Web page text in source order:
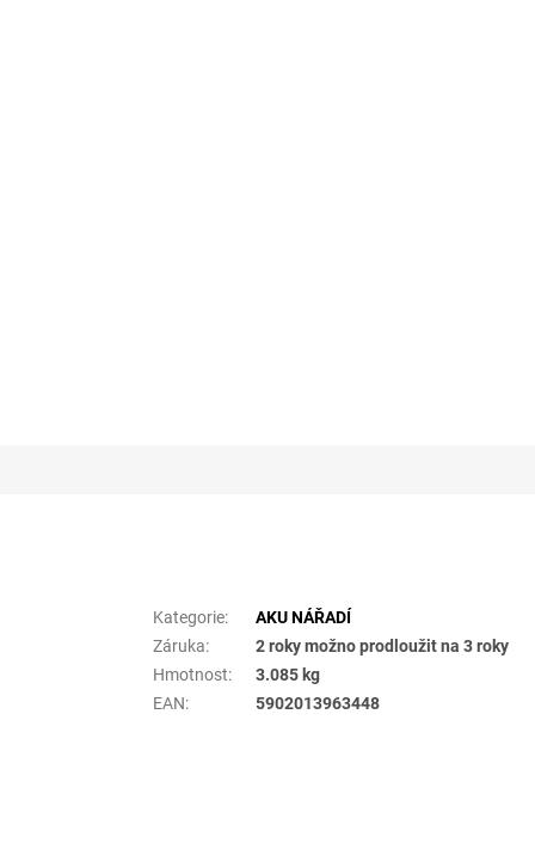
Kategorie:
AKU NÁŘADÍ
Záruka:
2 roky možno prodloužit na 3 roky
Hmotnost:
3.085 kg
EAN: 5902013963448